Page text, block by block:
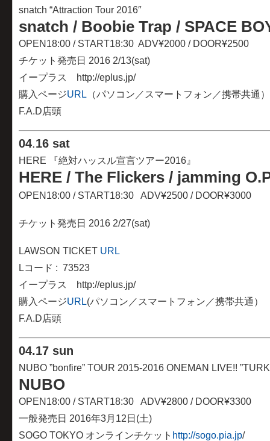
snatch “Attraction Tour 2016″
snatch / Boobie Trap / SPACE
OPEN18:00 / START18:30 ADV¥2000 / DOOR¥2500
チケット発売日 2016 2/13(sat)
イープラス http://eplus.jp/
購入ページURL （パソコン／スマートフォン／携帯共通）
F.A.D店頭
04.16 sat
HERE 『絶対ハッスル宣言ツアー2016』
HERE / The Flickers / jamming
OPEN18:00 / START18:30 ADV¥2500 / DOOR¥3000
チケット発売日 2016 2/27(sat)
LAWSON TICKET URL
Lコード : 73523
イープラス http://eplus.jp/
購入ページURL(パソコン／スマートフォン／携帯共通）
F.A.D店頭
04.17 sun
NUBO ”bonfire” TOUR 2015-2016 ONEMAN LIVE!!
NUBO
OPEN18:00 / START18:30 ADV¥2800 / DOOR¥3300
一般発売日 2016年3月12日(土)
SOGO TOKYO オンラインチケット http://sogo.pia.jp/